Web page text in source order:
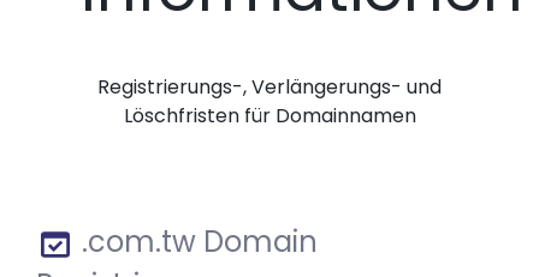
Registrierungs-, Verlängerungs- und
Löschfristen für Domainnamen
.com.tw Domain